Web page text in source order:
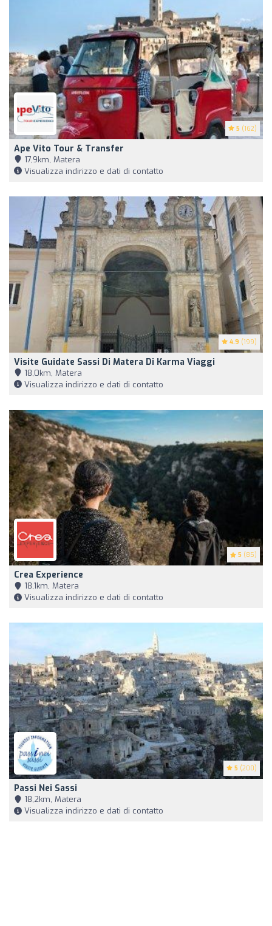
5 (162)
Ape Vito Tour & Transfer
17,9km, Matera
Visualizza indirizzo e dati di contatto
4.9 (199)
Visite Guidate Sassi Di Matera Di Karma Viaggi
18,0km, Matera
Visualizza indirizzo e dati di contatto
5 (85)
Crea Experience
18,1km, Matera
Visualizza indirizzo e dati di contatto
5 (200)
Passi Nei Sassi
18,2km, Matera
Visualizza indirizzo e dati di contatto